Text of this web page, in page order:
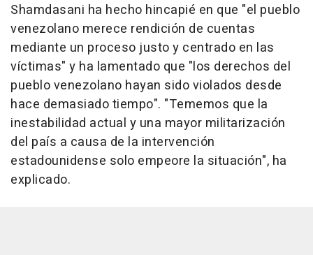
Shamdasani ha hecho hincapié en que "el pueblo
venezolano merece rendición de cuentas
mediante un proceso justo y centrado en las
víctimas" y ha lamentado que "los derechos del
pueblo venezolano hayan sido violados desde
hace demasiado tiempo". "Tememos que la
inestabilidad actual y una mayor militarización
del país a causa de la intervención
estadounidense solo empeore la situación", ha
explicado.